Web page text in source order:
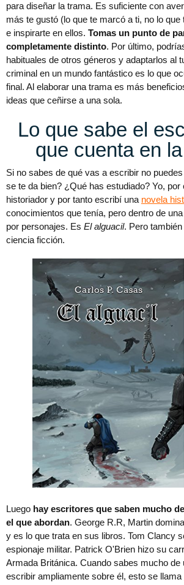
para diseñar la trama. Es suficiente con
más te gustó (lo que te marcó a ti, no lo que
e inspirarte en ellos. Tomas un punto de
completamente distinto. Por último,
habituales de otros géneros y adaptarlos al
criminal en un mundo fantástico es lo que
final. Al elaborar una trama es más
ideas que ceñirse a una sola.
Lo que sabe el
que cuenta en
Si no sabes de qué vas a escribir no
se te da bien? ¿Qué has estudiado? Yo, por
historiador y por tanto escribí una novela
conocimientos que tenía, pero dentro de
por personajes. Es El alguacil. Pero
ciencia ficción.
Luego hay escritores que saben mucho
el que abordan. George R.R, Martin
y es lo que trata en sus libros. Tom Clancy
espionaje militar. Patrick O'Brien hizo su
Armada Británica. Cuando sabes mucho de
escribir ampliamente sobre él, esto se llama